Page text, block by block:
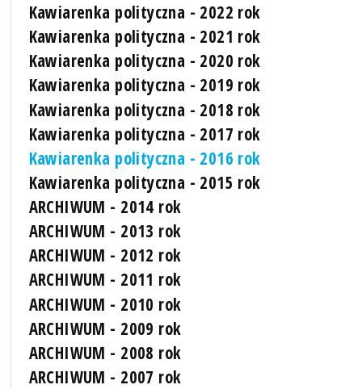
Kawiarenka polityczna - 2022 rok
Kawiarenka polityczna - 2021 rok
Kawiarenka polityczna - 2020 rok
Kawiarenka polityczna - 2019 rok
Kawiarenka polityczna - 2018 rok
Kawiarenka polityczna - 2017 rok
Kawiarenka polityczna - 2016 rok
Kawiarenka polityczna - 2015 rok
ARCHIWUM - 2014 rok
ARCHIWUM - 2013 rok
ARCHIWUM - 2012 rok
ARCHIWUM - 2011 rok
ARCHIWUM - 2010 rok
ARCHIWUM - 2009 rok
ARCHIWUM - 2008 rok
ARCHIWUM - 2007 rok